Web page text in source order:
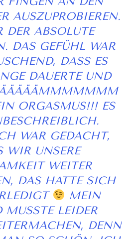
E
ABSOLUTE W
GEFÜHL WAR S
DASS ES N
DAUERTE UND D
W
ORGASMUS!!! ES W
E
WAR GEDACHT, D
UNSERE Z
WEITER V
DAS HATTE SICH D
MEIN
MUSSTE LEIDER
DENN